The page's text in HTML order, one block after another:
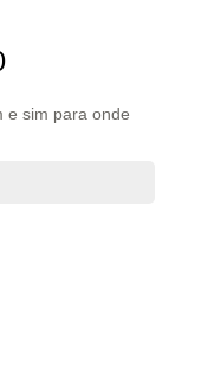
e sim para onde